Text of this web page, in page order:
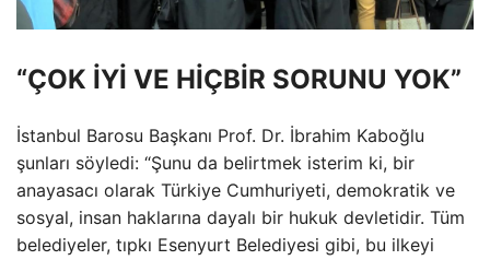
“ÇOK İYİ VE HİÇBİR SORUNU YOK”
İstanbul Barosu Başkanı Prof. Dr. İbrahim Kaboğlu
şunları söyledi: “Şunu da belirtmek isterim ki, bir
anayasacı olarak Türkiye Cumhuriyeti, demokratik ve
sosyal, insan haklarına dayalı bir hukuk devletidir. Tüm
belediyeler, tıpkı Esenyurt Belediyesi gibi, bu ilkeyi